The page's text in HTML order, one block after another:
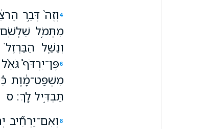
4 וְזֶה֙ דְּבַ֣ר
מִתְּמֹ֥ל
וְנָשַׁ֤ל
6פֶּן־יִרְדֹּף֩
מִשְׁפַּט־מָ֔וֶת
תַּבְדִּ֥יל לָֽךְ׃ ס
8